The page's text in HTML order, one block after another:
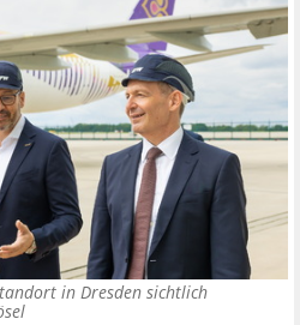
in Dresden sichtlich